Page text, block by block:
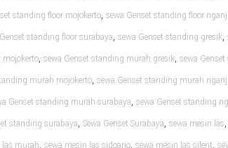
standing floor mojokerto, sewa Genset standing floor
standing floor surabaya, sewa Genset standing gresik,
mojokerto, sewa Genset standing murah gresik, sewa
murah mojokerto, sewa Genset standing murah
Genset standing murah surabaya, sewa Genset standing
standing surabaya, Sewa Genset Surabaya, sewa mesin las,
las murah, sewa mesin las sidoarjo, sewa mesin las silent,